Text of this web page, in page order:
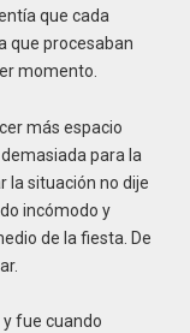
que cada
que procesaban
momento.
más espacio
para la
la situación no dije
incómodo y
de la fiesta. De
y fue cuando